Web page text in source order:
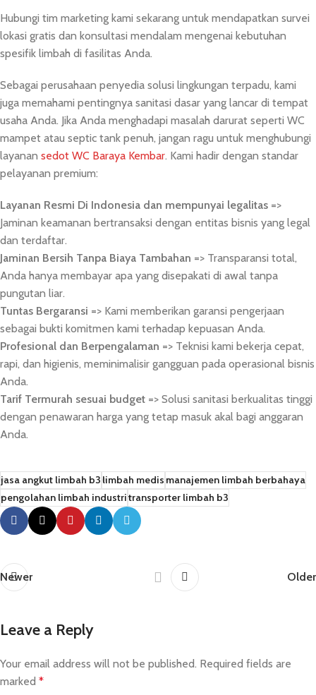
Hubungi tim marketing kami sekarang untuk mendapatkan survei
lokasi gratis dan konsultasi mendalam mengenai kebutuhan
spesifik limbah di fasilitas Anda.
Sebagai perusahaan penyedia solusi lingkungan terpadu, kami
juga memahami pentingnya sanitasi dasar yang lancar di tempat
usaha Anda. Jika Anda menghadapi masalah darurat seperti WC
mampet atau septic tank penuh, jangan ragu untuk menghubungi
layanan sedot WC Baraya Kembar. Kami hadir dengan standar
pelayanan premium:
Layanan Resmi Di Indonesia dan mempunyai legalitas =>
Jaminan keamanan bertransaksi dengan entitas bisnis yang legal
dan terdaftar.
Jaminan Bersih Tanpa Biaya Tambahan => Transparansi total,
Anda hanya membayar apa yang disepakati di awal tanpa
pungutan liar.
Tuntas Bergaransi => Kami memberikan garansi pengerjaan
sebagai bukti komitmen kami terhadap kepuasan Anda.
Profesional dan Berpengalaman => Teknisi kami bekerja cepat,
rapi, dan higienis, meminimalisir gangguan pada operasional bisnis
Anda.
Tarif Termurah sesuai budget => Solusi sanitasi berkualitas tinggi
dengan penawaran harga yang tetap masuk akal bagi anggaran
Anda.
jasa angkut limbah b3limbah medismanajemen limbah berbahaya
pengolahan limbah industritransporter limbah b3
Newer Older
Leave a Reply
Your email address will not be published. Required fields are
marked *